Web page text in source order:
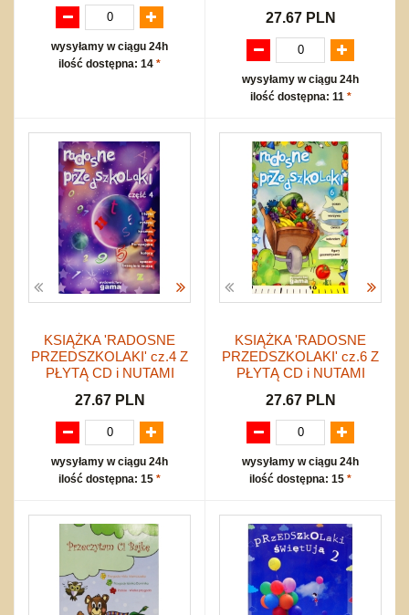
wysyłamy w ciągu 24h
ilość dostępna: 14 *
27.67 PLN
wysyłamy w ciągu 24h
ilość dostępna: 11 *
KSIĄŻKA 'RADOSNE
PRZEDSZKOLAKI' cz.4 Z
PŁYTĄ CD i NUTAMI
27.67 PLN
wysyłamy w ciągu 24h
ilość dostępna: 15 *
KSIĄŻKA 'RADOSNE
PRZEDSZKOLAKI' cz.6 Z
PŁYTĄ CD i NUTAMI
27.67 PLN
wysyłamy w ciągu 24h
ilość dostępna: 15 *